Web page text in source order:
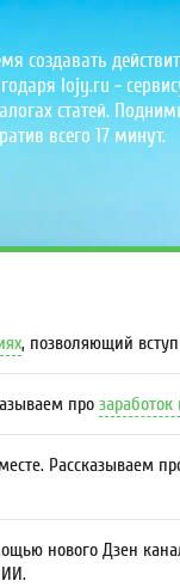
создавать
lojy.ru -
статей.
всего 17 минут.
, позволяющий
про
Рассказываем
нового Дзен